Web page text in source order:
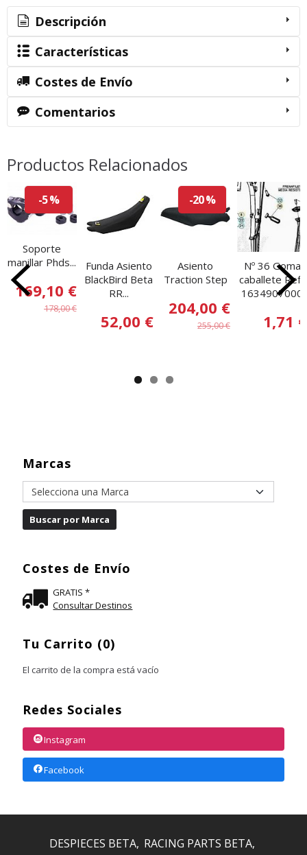
Marcas
Costes de Envío
GRATIS *
Consultar Destinos
Tu Carrito (0)
El carrito de la compra está vacío
Redes Sociales
Instagram
Facebook
Descripción
Características
Costes de Envío
Comentarios
Productos Relacionados
-5 %
Soporte
manillar Phds...
169,10 €
178,00 €
Funda Asiento
BlackBird Beta
RR...
52,00 €
-20 %
Asiento
Traction Step
204,00 €
255,00 €
Nº 36 Goma
caballete Ref.:
1634907000
1,71 €
DESPIECES BETA RACING PARTS BETA